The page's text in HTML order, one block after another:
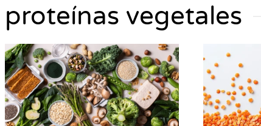
proteínas vegetales